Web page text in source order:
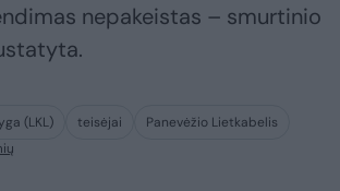
nepakeistas – smurtinio
(LKL) teisėjai
Panevėžio Lietkabelis